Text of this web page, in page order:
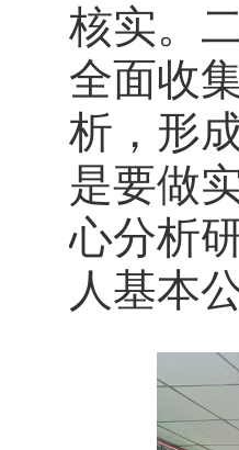
核实。
全面收
析，形
是要做
心分析
人基本